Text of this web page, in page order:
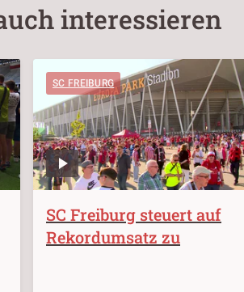
interessieren
SC FREIBURG
SC Freiburg steuert auf
Rekordumsatz zu